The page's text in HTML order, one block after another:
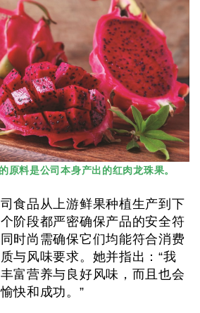
原料是公司本身产出的红肉龙珠果。
食品从上游鲜果种植生产到下
阶段都严密确保产品的安全符
时尚需确保它们均能符合消费
与风味要求。她并指出：“我
富营养与良好风味，而且也会
快和成功。”